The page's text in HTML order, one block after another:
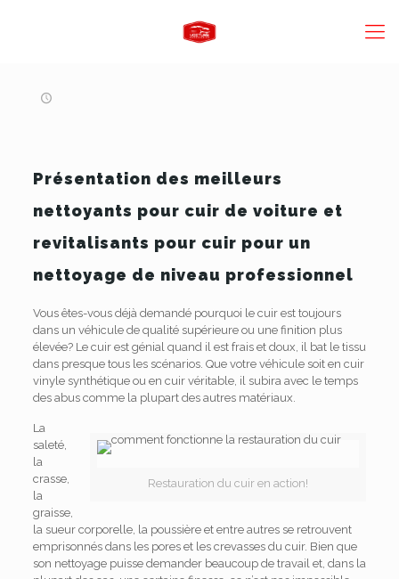
Présentation des meilleurs
nettoyants pour cuir de voiture et
revitalisants pour cuir pour un
nettoyage de niveau professionnel
Vous êtes-vous déjà demandé pourquoi le cuir est toujours
dans un véhicule de qualité supérieure ou une finition plus
élevée? Le cuir est génial quand il est frais et doux, il bat le tissu
dans presque tous les scénarios. Que votre véhicule soit en cuir
vinyle synthétique ou en cuir véritable, il subira avec le temps
des abus comme la plupart des autres matériaux.
Restauration du cuir en action!
La
saleté,
la
crasse,
la
graisse,
la sueur corporelle, la poussière et entre autres se retrouvent
emprisonnés dans les pores et les crevasses du cuir. Bien que
son nettoyage puisse demander beaucoup de travail et, dans la